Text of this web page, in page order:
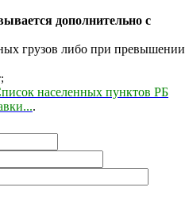
дополнительно с
грузов либо при превышении
населенных пунктов РБ
.